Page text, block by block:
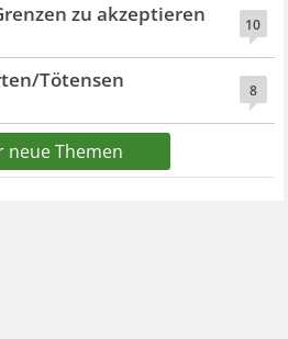
10
zu akzeptieren
8
Tötensen
neue Themen